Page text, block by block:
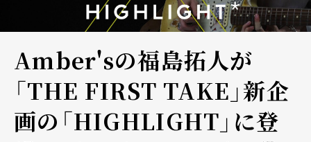
Amber'sの福島拓人が
「THE FIRST TAKE」新企
画の「HIGHLIGHT」に登